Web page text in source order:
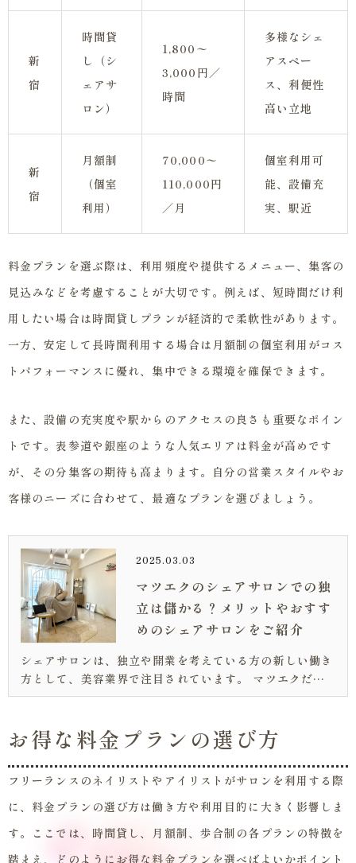
新
宿
時間貸
し（シ
ェアサ
ロン）
1,800〜
3,000円／
時間
多様なシェ
アスペー
ス、利便性
高い立地
新
宿
月額制
（個室
利用）
70,000〜
110,000円
／月
個室利用可
能、設備充
実、駅近
料金プランを選ぶ際は、利用頻度や提供するメニュー、集客の
見込みなどを考慮することが大切です。例えば、短時間だけ利
用したい場合は時間貸しプランが経済的で柔軟性があります。
一方、安定して長時間利用する場合は月額制の個室利用がコス
トパフォーマンスに優れ、集中できる環境を確保できます。
また、設備の充実度や駅からのアクセスの良さも重要なポイン
トです。表参道や銀座のような人気エリアは料金が高めです
が、その分集客の期待も高まります。自分の営業スタイルやお
客様のニーズに合わせて、最適なプランを選びましょう。
2025.03.03
マツエクのシェアサロンでの独
立は儲かる？メリットやおすす
めのシェアサロンをご紹介
シェアサロンは、独立や開業を考えている方の新しい働き
方として、美容業界で注目されています。 マツエクだけ
ではなく、ネイルやエステ、リラクゼーションサロンなど
免許を取得していないと施術ができ...
お得な料金プランの選び方
フリーランスのネイリストやアイリストがサロンを利用する際
に、料金プランの選び方は働き方や利用目的に大きく影響しま
す。ここでは、時間貸し、月額制、歩合制の各プランの特徴を
踏まえ、どのようにお得な料金プランを選べばよいかポイント